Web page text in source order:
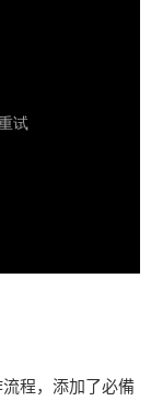
程，添加了必備